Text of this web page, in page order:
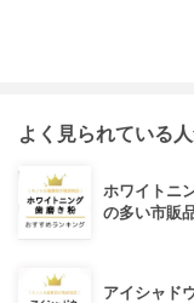
よく見られている
ホワイトニ
の多い市販
アイシャド